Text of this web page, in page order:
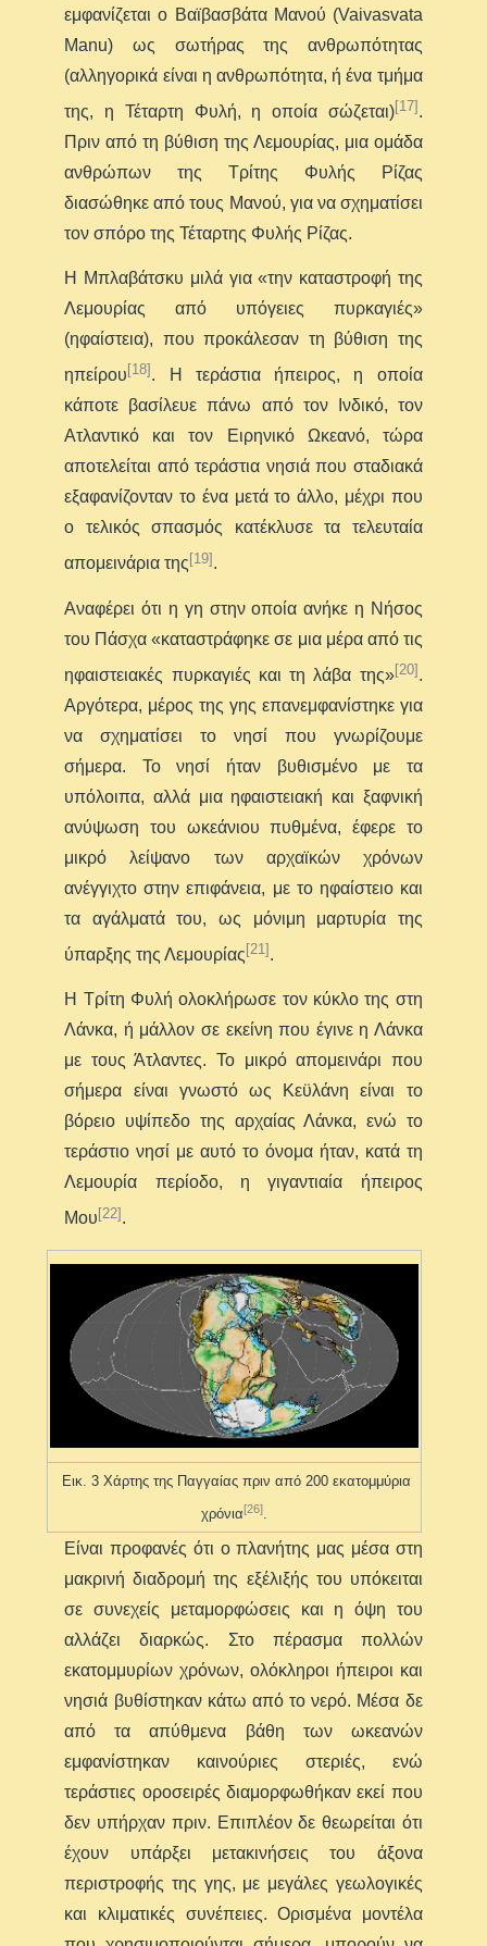
εμφανίζεται ο Βαϊβασβάτα Μανού (Vaivasvata
Manu) ως σωτήρας της ανθρωπότητας
(αλληγορικά είναι η ανθρωπότητα, ή ένα τμήμα
της, η Τέταρτη Φυλή, η οποία σώζεται)[17].
Πριν από τη βύθιση της Λεμουρίας, μια ομάδα
ανθρώπων της Τρίτης Φυλής Ρίζας
διασώθηκε από τους Μανού, για να σχηματίσει
τον σπόρο της Τέταρτης Φυλής Ρίζας.
Η Μπλαβάτσκυ μιλά για «την καταστροφή της
Λεμουρίας από υπόγειες πυρκαγιές»
(ηφαίστεια), που προκάλεσαν τη βύθιση της
ηπείρου [18] . Η τεράστια ήπειρος, η οποία
κάποτε βασίλευε πάνω από τον Ινδικό, τον
Ατλαντικό και τον Ειρηνικό Ωκεανό, τώρα
αποτελείται από τεράστια νησιά που σταδιακά
εξαφανίζονταν το ένα μετά το άλλο, μέχρι που
ο τελικός σπασμός κατέκλυσε τα τελευταία
απομεινάρια της[19].
Αναφέρει ότι η γη στην οποία ανήκε η Νήσος
του Πάσχα «καταστράφηκε σε μια μέρα από τις
ηφαιστειακές πυρκαγιές και τη λάβα της»[20].
Αργότερα, μέρος της γης επανεμφανίστηκε για
να σχηματίσει το νησί που γνωρίζουμε
σήμερα. Το νησί ήταν βυθισμένο με τα
υπόλοιπα, αλλά μια ηφαιστειακή και ξαφνική
ανύψωση του ωκεάνιου πυθμένα, έφερε το
μικρό λείψανο των αρχαϊκών χρόνων
ανέγγιχτο στην επιφάνεια, με το ηφαίστειο και
τα αγάλματά του, ως μόνιμη μαρτυρία της
ύπαρξης της Λεμουρίας [21] .
Η Τρίτη Φυλή ολοκλήρωσε τον κύκλο της στη
Λάνκα, ή μάλλον σε εκείνη που έγινε η Λάνκα
με τους Άτλαντες. Το μικρό απομεινάρι που
σήμερα είναι γνωστό ως Κεϋλάνη είναι το
βόρειο υψίπεδο της αρχαίας Λάνκα, ενώ το
τεράστιο νησί με αυτό το όνομα ήταν, κατά τη
Λεμουρία περίοδο, η γιγαντιαία ήπειρος
Μου[22].
Εικ. 3 Χάρτης της Παγγαίας πριν από 200 εκατομμύρια
χρόνια[26].
Είναι προφανές ότι ο πλανήτης μας μέσα στη
μακρινή διαδρομή της εξέλιξής του υπόκειται
σε συνεχείς μεταμορφώσεις και η όψη του
αλλάζει διαρκώς. Στο πέρασμα πολλών
εκατομμυρίων χρόνων, ολόκληροι ήπειροι και
νησιά βυθίστηκαν κάτω από το νερό. Μέσα δε
από τα απύθμενα βάθη των ωκεανών
εμφανίστηκαν καινούριες στεριές, ενώ
τεράστιες οροσειρές διαμορφωθήκαν εκεί που
δεν υπήρχαν πριν. Επιπλέον δε θεωρείται ότι
έχουν υπάρξει μετακινήσεις του άξονα
περιστροφής της γης, με μεγάλες γεωλογικές
και κλιματικές συνέπειες. Ορισμένα μοντέλα